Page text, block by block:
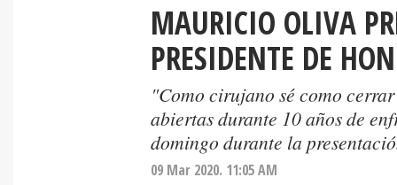
MAURICIO OLIVA
PRESIDENTE DE
"Como cirujano sé como
abiertas durante 10 años de
domingo durante la
09 Mar 2020. 11:05 AM